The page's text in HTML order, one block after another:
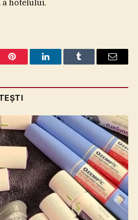
a hotelului.
Pinterest LinkedInTumblr Email